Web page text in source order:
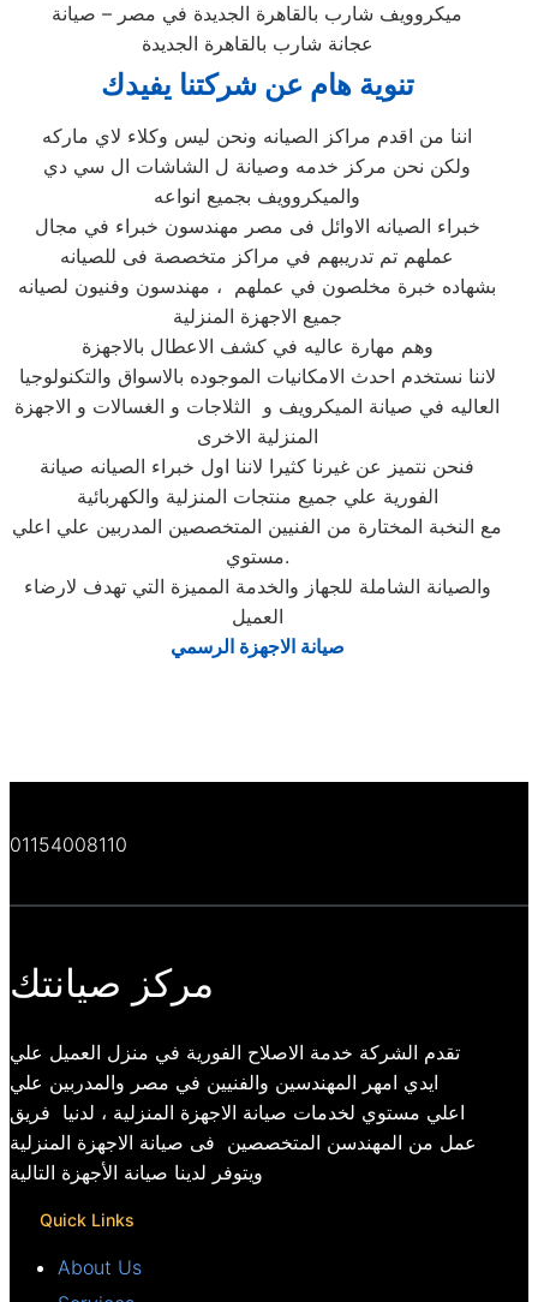
ميكروويف شارب بالقاهرة الجديدة في مصر – صيانة
عجانة شارب بالقاهرة الجديدة
تنوية هام عن شركتنا يفيدك
اننا من اقدم مراكز الصيانه ونحن ليس وكلاء لاي ماركه
ولكن نحن مركز خدمه وصيانة ل الشاشات ال سي دي
والميكروويف بجميع انواعه
خبراء الصيانه الاوائل فى مصر مهندسون خبراء في مجال
عملهم تم تدريبهم في مراكز متخصصة فى للصيانه
بشهاده خبرة مخلصون في عملهم ، مهندسون وفنيون لصيانه
جميع الاجهزة المنزلية
وهم مهارة عاليه في كشف الاعطال بالاجهزة
لاننا نستخدم احدث الامكانيات الموجوده بالاسواق والتكنولوجيا
العاليه في صيانة الميكرويف و الثلاجات و الغسالات و الاجهزة
المنزلية الاخرى
فنحن نتميز عن غيرنا كثيرا لاننا اول خبراء الصيانه صيانة
الفورية علي جميع منتجات المنزلية والكهربائية
مع النخبة المختارة من الفنيين المتخصصين المدربين علي اعلي
مستوي.
والصيانة الشاملة للجهاز والخدمة المميزة التي تهدف لارضاء
العميل
صيانة الاجهزة الرسمي
01154008110
مركز صيانتك
تقدم الشركة خدمة الاصلاح الفورية في منزل العميل علي
ايدي امهر المهندسين والفنيين في مصر والمدربين علي
اعلي مستوي لخدمات صيانة الاجهزة المنزلية ، لدنيا فريق
عمل من المهندسن المتخصصين فى صيانة الاجهزة المنزلية
ويتوفر لدينا صيانة الأجهزة التالية
Quick Links
About Us